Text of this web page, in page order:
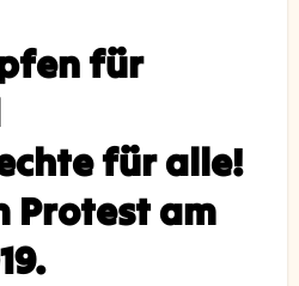
für
für alle!
Protest am